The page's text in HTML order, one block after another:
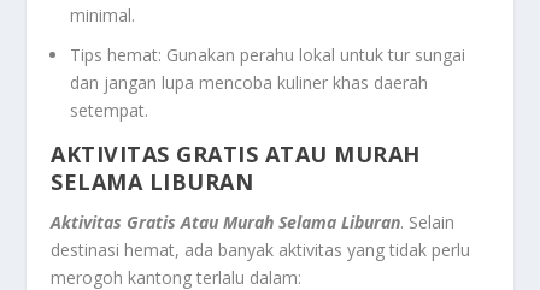
minimal.
Tips hemat: Gunakan perahu lokal untuk tur sungai
dan jangan lupa mencoba kuliner khas daerah
setempat.
AKTIVITAS GRATIS ATAU MURAH
SELAMA LIBURAN
Aktivitas Gratis Atau Murah Selama Liburan. Selain
destinasi hemat, ada banyak aktivitas yang tidak perlu
merogoh kantong terlalu dalam: